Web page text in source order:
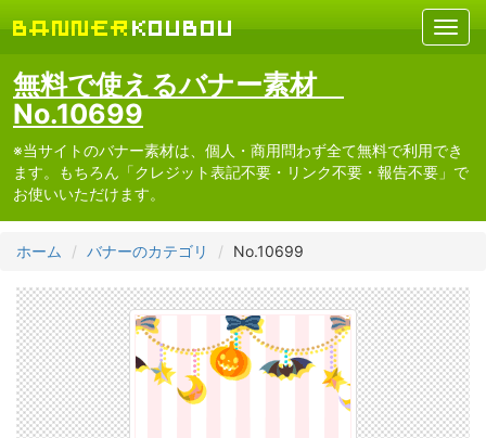
無料で使えるバナー素材
No.10699
※当サイトのバナー素材は、個人・商用問わず全て無料で利用でき
ます。もちろん「クレジット表記不要・リンク不要・報告不要」で
お使いいただけます。
ホーム バナーのカテゴリ No.10699